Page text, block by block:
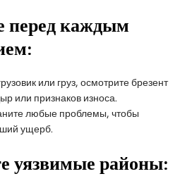
перед каждым
или груз, осмотрите брезент
или признаков износа.
любые проблемы, чтобы
ущерб.
уязвимые районы: